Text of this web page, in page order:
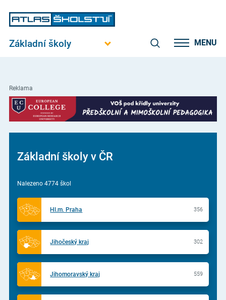
Základní školy MENU
Reklama
Základní školy v ČR
Nalezeno 4774 škol
Hl.m. Praha 356
Jihočeský kraj 302
Jihomoravský kraj 559